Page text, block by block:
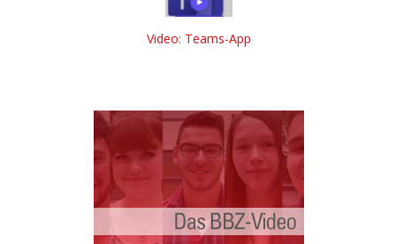
Video: Teams-App